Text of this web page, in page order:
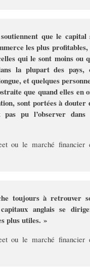
que le capital
les plus profitables,
qui le sont moins ou
la plupart des pays,
et quelques
que quand elles en
sont portées à douter
pu l’observer dans
ou le marché financier
toujours à retrouver
anglais se
plus utiles. »
ou le marché financier